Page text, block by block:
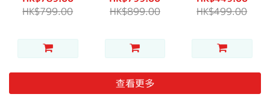
1577)
HK$799.00
HK$899.00
HK$499.00
查看更多